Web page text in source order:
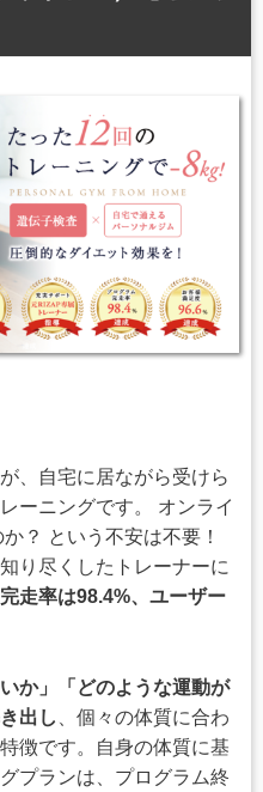
、自宅に居ながら受けら
ーニングです。 オンライ
？ という不安は不要！
り尽くしたトレーナーに
走率は98.4%、ユーザー
か」「どのような運動が
出し
、個々の体質に合わ
徴です。自身の体質に基
プランは、プログラム終